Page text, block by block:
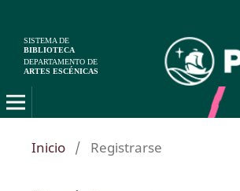
SISTEMA DE
BIBLIOTECA
DEPARTAMENTO DE
ARTES ESCÉNICAS
Inicio / Registrarse